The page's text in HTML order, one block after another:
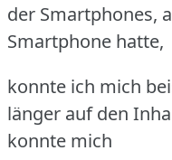
der Smartphones,
Smartphone hatte,
konnte ich mich
länger auf den
konnte mich